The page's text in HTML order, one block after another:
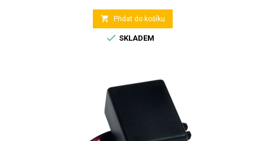
 Přidat do košíku
 SKLADEM